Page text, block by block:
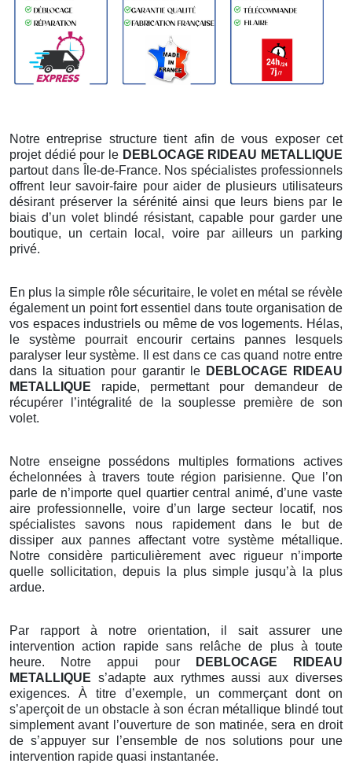
Notre entreprise structure tient afin de vous exposer cet
projet dédié pour le DEBLOCAGE RIDEAU METALLIQUE
partout dans Île-de-France. Nos spécialistes professionnels
offrent leur savoir-faire pour aider de plusieurs utilisateurs
désirant préserver la sérénité ainsi que leurs biens par le
biais d’un volet blindé résistant, capable pour garder une
boutique, un certain local, voire par ailleurs un parking
privé.
En plus la simple rôle sécuritaire, le volet en métal se révèle
également un point fort essentiel dans toute organisation de
vos espaces industriels ou même de vos logements. Hélas,
le système pourrait encourir certains pannes lesquels
paralyser leur système. Il est dans ce cas quand notre entre
dans la situation pour garantir le DEBLOCAGE RIDEAU
METALLIQUE rapide, permettant pour demandeur de
récupérer l’intégralité de la souplesse première de son
volet.
Notre enseigne possédons multiples formations actives
échelonnées à travers toute région parisienne. Que l’on
parle de n’importe quel quartier central animé, d’une vaste
aire professionnelle, voire d’un large secteur locatif, nos
spécialistes savons nous rapidement dans le but de
dissiper aux pannes affectant votre système métallique.
Notre considère particulièrement avec rigueur n’importe
quelle sollicitation, depuis la plus simple jusqu’à la plus
ardue.
Par rapport à notre orientation, il sait assurer une
intervention action rapide sans relâche de plus à toute
heure. Notre appui pour
DEBLOCAGE RIDEAU
METALLIQUE s’adapte aux rythmes aussi aux diverses
exigences. À titre d’exemple, un commerçant dont on
s’aperçoit de un obstacle à son écran métallique blindé tout
simplement avant l’ouverture de son matinée, sera en droit
de s’appuyer sur l’ensemble de nos solutions pour une
intervention rapide quasi instantanée.